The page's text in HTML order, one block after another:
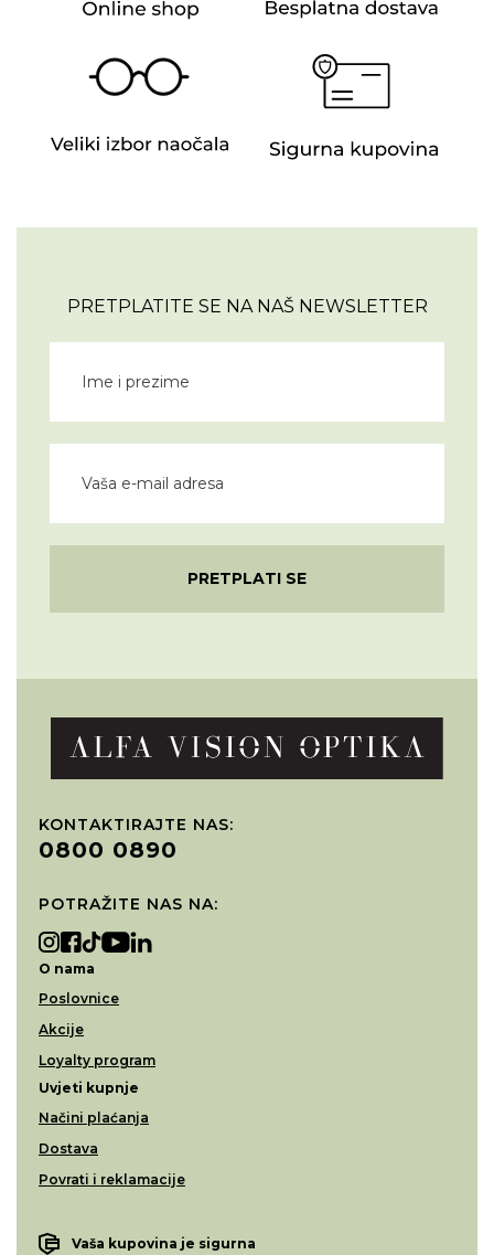
PRETPLATITE SE NA NAŠ NEWSLETTER
PRETPLATI SE
KONTAKTIRAJTE NAS:
0800 0890
POTRAŽITE NAS NA:
O nama
Poslovnice
Akcije
Loyalty program
Uvjeti kupnje
Načini plaćanja
Dostava
Povrati i reklamacije
Vaša kupovina je sigurna